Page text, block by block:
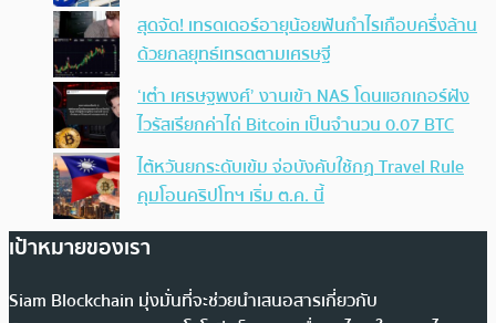
สุดจัด! เทรดเดอร์อายุน้อยฟันกำไรเกือบครึ่งล้าน
ด้วยกลยุทธ์เทรดตามเศรษฐี
‘เต๋า เศรษฐพงศ์’ งานเข้า NAS โดนแฮกเกอร์ฝัง
ไวรัสเรียกค่าไถ่ Bitcoin เป็นจำนวน 0.07 BTC
ไต้หวันยกระดับเข้ม จ่อบังคับใช้กฏ Travel Rule
คุมโอนคริปโทฯ เริ่ม ต.ค. นี้
เป้าหมายของเรา
Siam Blockchain มุ่งมั่นที่จะช่วยนำเสนอสารเกี่ยวกับ